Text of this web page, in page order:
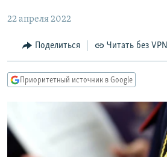
Вернутся
Вернутся
МНЕНИЯ
КУЛЬТУРА
КАВКАЗ.РЕАЛИИ
СИБИРЬ.РЕАЛИИ
22 апреля 2022
Поделиться Читать без VPN
Приоритетный источник в Google